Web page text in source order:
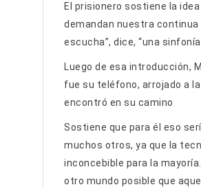
El prisionero sostiene la
demandan nuestra continua
escucha”, dice, “una
Luego de esa introducción,
fue su teléfono, arrojado a
encontró en su camino
Sostiene que para él eso
muchos otros, ya que la
inconcebible para la
otro mundo posible que